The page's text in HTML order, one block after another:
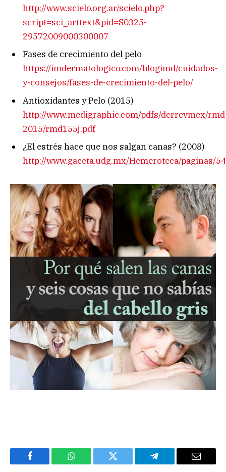
http://www.scielo.org.ar/scielo.php?
script=sci_arttext&pid=S0325-
29572009000300007
Fases de crecimiento del pelo
https://imdermatologico.com/blogimd/cuidados-
y-consejos/fases-de-crecimiento-del-pelo/
Antioxidantes y Pelo (2015)
http://www.medigraphic.com/pdfs/derrevmex/
2015/rmd155j.pdf
¿El estrés hace que nos salgan canas? (2008)
http://www.gaceta.udg.mx/Hemeroteca/paginas/
Facebook WhatsApp Twitter Telegram Email